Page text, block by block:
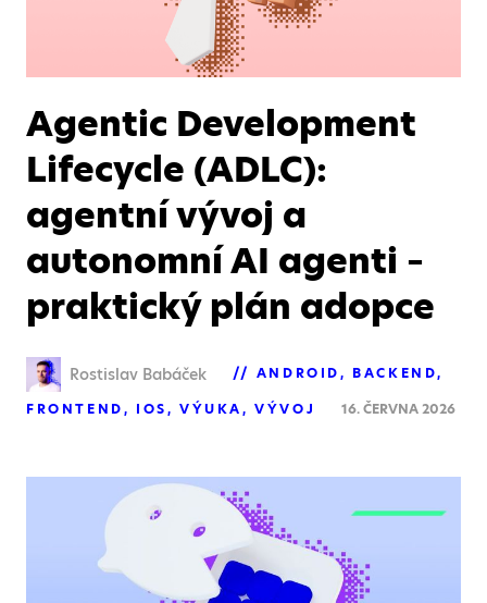
Agentic Development
Lifecycle (ADLC):
agentní vývoj a
autonomní AI agenti –
praktický plán adopce
Rostislav Babáček ANDROID
BACKEND
FRONTEND
IOS VÝUKA VÝVOJ 16. ČERVNA 2026